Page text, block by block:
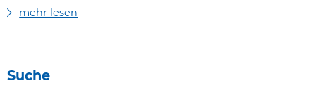
Berufen nicht an Attraktivität verloren. Während
Werbungskosten für die Anschaffung von
mehr lesen
Suche